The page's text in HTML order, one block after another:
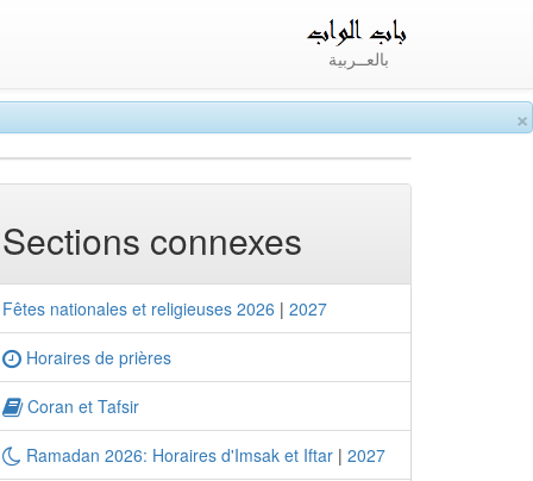
×
بالعــربية
Sections connexes
Fêtes nationales et religieuses 2026 | 2027
Horaires de prières
Coran et Tafsir
Ramadan 2026: Horaires d'Imsak et Iftar | 2027